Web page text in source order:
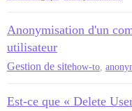
Anonymisation d'un
utilisateur
Gestion de sitehow-to
Est-ce que « Delete